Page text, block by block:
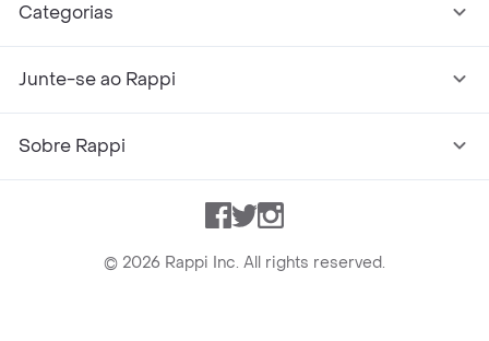
Categorias
Junte-se ao Rappi
Sobre Rappi
Facebook
TwitterInstagram
© 2026 Rappi Inc. All rights reserved.